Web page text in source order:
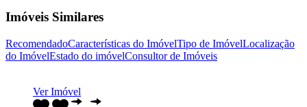
Imóveis Similares
RecomendadoCaracterísticas do ImóvelTipo de ImóvelLocalização
do ImóvelEstado do imóvelConsultor de Imóveis
Ver Imóvel